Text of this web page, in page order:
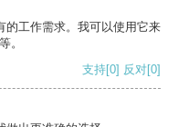
的工作需求。我可以使用它来
。
支持[0] 反对[0]